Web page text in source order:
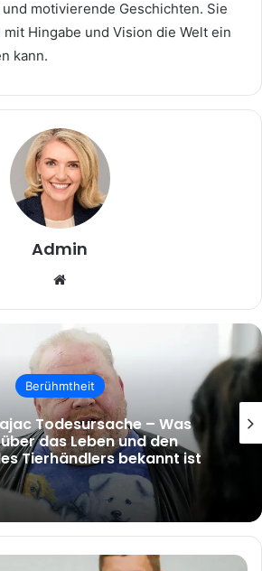
motivierende Geschichten. Sie
Hingabe und Vision die Welt ein
kann.
Admin
Berühmtheit
tinta knef krankheit – Wahrheit,
und die Hintergründe
Suchbegriffs